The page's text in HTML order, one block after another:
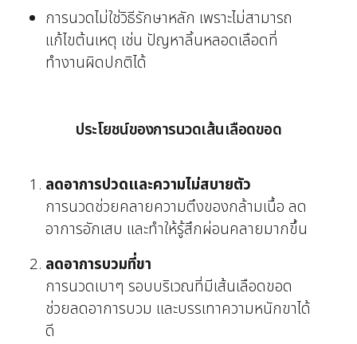
การนวดไม่ใช่วิธีรักษาหลัก เพราะไม่สามารถ
แก้ไขต้นเหตุ เช่น ปัญหาลิ้นหลอดเลือดที่
ทำงานผิดปกติได้
ประโยชน์ของการนวดเส้นเลือดขอด
ลดอาการปวดและความไม่สบายตัว
การนวดช่วยคลายความตึงของกล้ามเนื้อ ลด
อาการอักเสบ และทำให้รู้สึกผ่อนคลายมากขึ้น
ลดอาการบวมที่ขา
การนวดเบาๆ รอบบริเวณที่มีเส้นเลือดขอด
ช่วยลดอาการบวม และบรรเทาความหนักขาได้
ดี